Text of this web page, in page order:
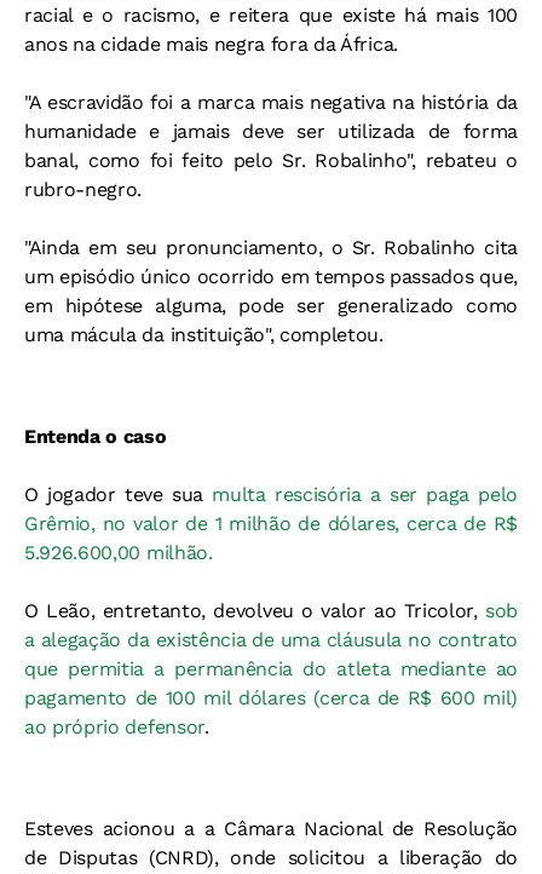
racial e o racismo, e reitera que existe há mais 100
anos na cidade mais negra fora da África.
"A escravidão foi a marca mais negativa na história da
humanidade e jamais deve ser utilizada de forma
banal, como foi feito pelo Sr. Robalinho", rebateu o
rubro-negro.
"Ainda em seu pronunciamento, o Sr. Robalinho cita
um episódio único ocorrido em tempos passados que,
em hipótese alguma, pode ser generalizado como
uma mácula da instituição", completou.
Entenda o caso
O jogador teve sua multa rescisória a ser paga pelo
Grêmio, no valor de 1 milhão de dólares, cerca de R$
5.926.600,00 milhão.
O Leão, entretanto, devolveu o valor ao Tricolor,sob
a alegação da existência de uma cláusula no contrato
que permitia a permanência do atleta mediante ao
pagamento de 100 mil dólares (cerca de R$ 600 mil)
ao próprio defensor.
Esteves acionou a a Câmara Nacional de Resolução
de Disputas (CNRD), onde solicitou a liberação do